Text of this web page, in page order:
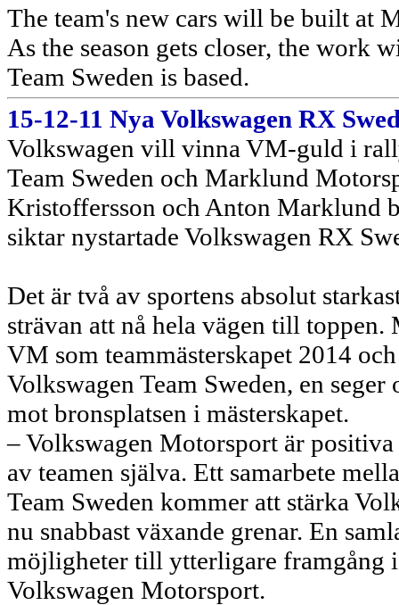
The team's new cars will be built at
As the season gets closer, the work
Team Sweden is based.
15-12-11 Nya Volkswagen RX
Volkswagen vill vinna VM-guld i
Team Sweden och Marklund
Kristoffersson och Anton Marklund
siktar nystartade Volkswagen RX
Det är två av sportens absolut
strävan att nå hela vägen till
VM som teammästerskapet 2014
Volkswagen Team Sweden, en
mot bronsplatsen i mästerskapet.
– Volkswagen Motorsport är
av teamen själva. Ett samarbete
Team Sweden kommer att stärka
nu snabbast växande grenar. En
möjligheter till ytterligare framgång
Volkswagen Motorsport.